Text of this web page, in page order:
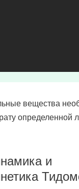
вещества
определенной
и